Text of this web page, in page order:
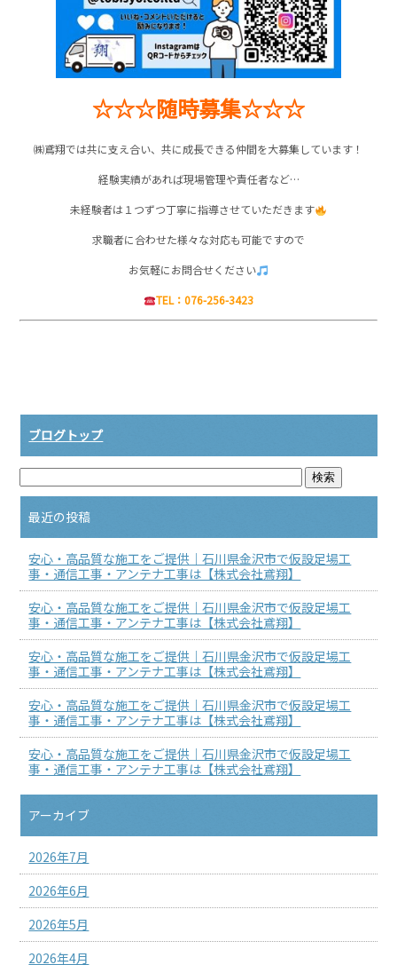
☆☆☆随時募集☆☆☆
㈱鳶翔では共に支え合い、共に成長できる仲間を大募集しています！
経験実績があれば現場管理や責任者など…
未経験者は１つずつ丁寧に指導させていただきます
求職者に合わせた様々な対応も可能ですので
お気軽にお問合せください
TEL：076-256-3423
ブログトップ
最近の投稿
安心・高品質な施工をご提供｜石川県金沢市で仮設足場工
事・通信工事・アンテナ工事は【株式会社鳶翔】
安心・高品質な施工をご提供｜石川県金沢市で仮設足場工
事・通信工事・アンテナ工事は【株式会社鳶翔】
安心・高品質な施工をご提供｜石川県金沢市で仮設足場工
事・通信工事・アンテナ工事は【株式会社鳶翔】
安心・高品質な施工をご提供｜石川県金沢市で仮設足場工
事・通信工事・アンテナ工事は【株式会社鳶翔】
安心・高品質な施工をご提供｜石川県金沢市で仮設足場工
事・通信工事・アンテナ工事は【株式会社鳶翔】
アーカイブ
2026年7月
2026年6月
2026年5月
2026年4月